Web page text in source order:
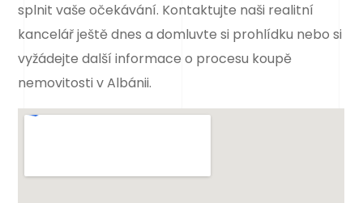
splnit vaše očekávání. Kontaktujte naši realitní
kancelář ještě dnes a domluvte si prohlídku nebo si
vyžádejte další informace o procesu koupě
nemovitosti v Albánii.